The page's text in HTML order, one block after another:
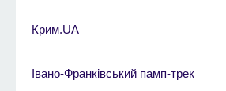
Крим.UA
Івано-Франківський памп-трек